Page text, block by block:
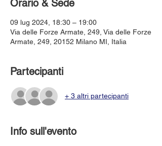
Orario & Sede
09 lug 2024, 18:30 – 19:00
Via delle Forze Armate, 249, Via delle Forze
Armate, 249, 20152 Milano MI, Italia
Partecipanti
+ 3 altri partecipanti
Info sull'evento